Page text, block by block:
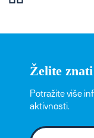
Želite
Potražite više
aktivnosti.